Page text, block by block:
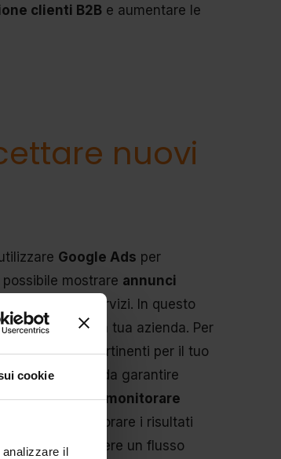
cookie
il
clienti B2Be aumentare le
nuovi
Google Ads per
mostrare annunci
prodotti e servizi. In questo
mai scoperto la tua azienda. Per
chiavepiù pertinenti per il tuo
in modo da garantire
è importantemonitorare
per migliorare i risultati
aiutarti ad ottenere un flusso